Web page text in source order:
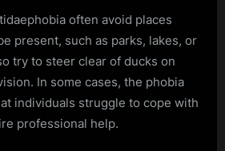
often avoid places
present, such as parks, lakes, or
try to steer clear of ducks on
In some cases, the phobia
individuals struggle to cope with
professional help.